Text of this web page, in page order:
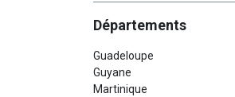
Départements
Guadeloupe
Guyane
Martinique